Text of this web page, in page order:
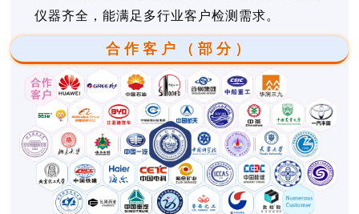
仪器齐全，能满足多行业客户检测需求。
合作客户（部分）